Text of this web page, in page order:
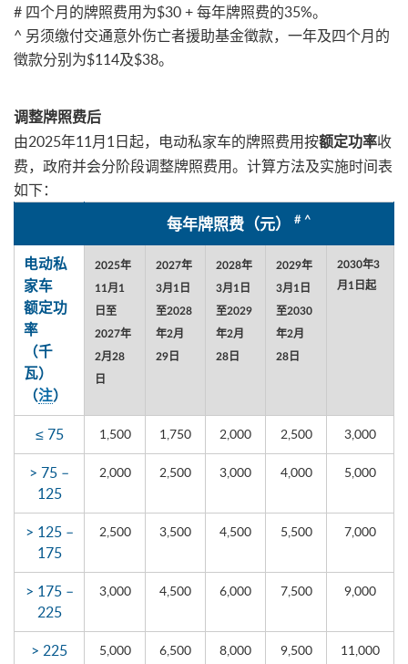
# 四个月的牌照费用为$30 + 每年牌照费的35%。
^ 另须缴付交通意外伤亡者援助基金徵款，一年及四个月的
徵款分别为$114及$38。
调整牌照费后
由2025年11月1日起，电动私家车的牌照费用按额定功率收
费，政府并会分阶段调整牌照费用。计算方法及实施时间表
如下：
每年牌照费 （元） # ^
电动私
家车
额定功
率
（千
瓦）
（注）
2025年
11月1
日至
2027年
2月28
日
2027年
3月1日
至2028
年2月
29日
2028年
3月1日
至2029
年2月
28日
2029年
3月1日
至2030
年2月
28日
2030年3
月1日起
≤ 75 1,500 1,750 2,000 2,500 3,000
> 75 –
125
2,000 2,500 3,000 4,000 5,000
> 125 –
175
2,500 3,500 4,500 5,500 7,000
> 175 –
225
3,000 4,500 6,000 7,500 9,000
> 225 5,000 6,500 8,000 9,500 11,000